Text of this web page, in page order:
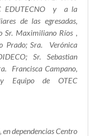
EDUTECNO y a la
de las egresadas,
Sr. Maximiliano Ríos ,
Prado; Sra. Verónica
Sr. Sebastian
Francisca Campano,
Equipo de OTEC
, en dependencias Centro